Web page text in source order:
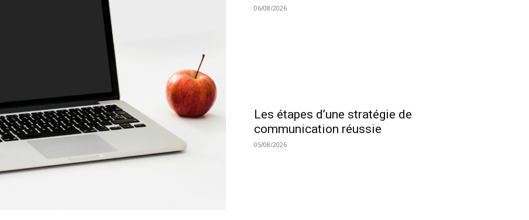
06/08/2026
Les étapes d’une stratégie de
communication réussie
05/08/2026